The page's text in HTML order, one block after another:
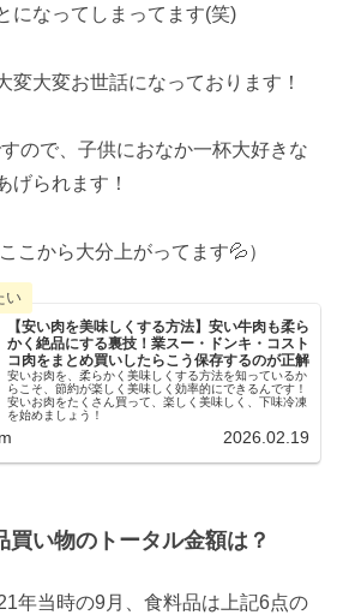
になってしまってます(笑)
変大変お世話になっております！
ので、子供におなか一杯大好きな
げられます！
こから大分上がってます💦）
【安い肉を美味しくする方法】安い牛肉も柔ら
かく絶品にする裏技！業スー・ドンキ・コスト
コ肉をまとめ買いしたらこう保存するのが正解
安いお肉を、柔らかく美味しくする方法を知っているか
らこそ、節約が楽しく美味しく効率的にできるんです！
安いお肉をたくさん買って、楽しく美味しく、下味冷凍
を始めましょう！
2026.02.19
買い物のトータル金額は？
年当時の9月、食料品は上記6点の